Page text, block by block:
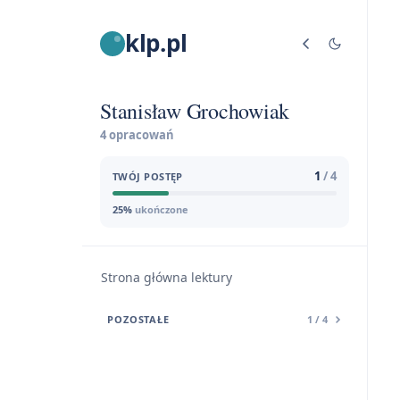
klp.pl
Stanisław Grochowiak
4 opracowań
TWÓJ POSTĘP 1 / 4
25% ukończone
Strona główna lektury
POZOSTAŁE 1 / 4